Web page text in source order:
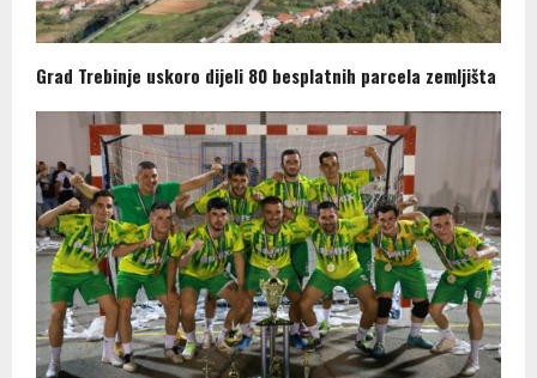
Grad Trebinje uskoro dijeli 80 besplatnih parcela zemljišta